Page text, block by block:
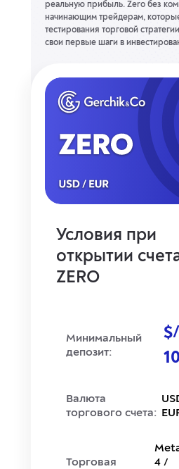
реальную прибыль. Zero без
начинающим трейдерам,
тестирования торговой
свои первые шаги в
Условия при
открытии
ZERO
Минимальный
депозит:
Валюта
торгового счета:
Торговая
4 /